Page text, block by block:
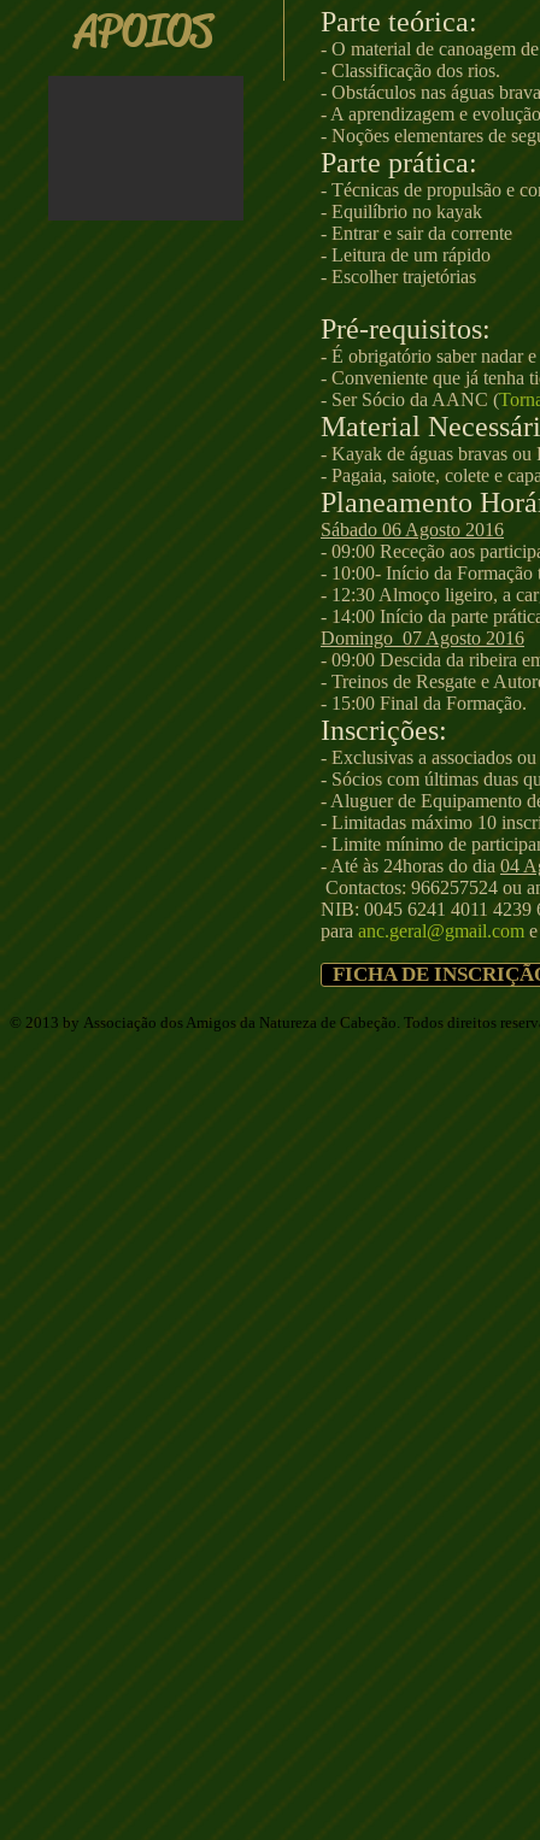
Parte teórica:
- O material de canoagem
- Classificação dos rios.
- Obstáculos nas águas
- A aprendizagem e
- Noções elementares de
Parte prática:
- Técnicas de propulsão e
- Equilíbrio no kayak
- Entrar e sair da corrente
- Leitura de um rápido
- Escolher trajetórias
Pré-requisitos:
- É obrigatório saber nadar
- Conveniente que já tenha
- Ser Sócio da AANC (
Material
- Kayak de águas bravas ou
- Pagaia, saiote, colete e
Planeamento
Sábado 06 Agosto 2016
- 09:00 Receção aos
- 10:00- Início da Formação
- 12:30 Almoço ligeiro, a
- 14:00 Início da parte
Domingo 07 Agosto 2016
- 09:00 Descida da ribeira
- Treinos de Resgate e
- 15:00 Final da Formação.
Inscrições:
- Exclusivas a associados
- Sócios com últimas duas
- Aluguer de Equipamento
- Limitadas máximo 10
- Limite mínimo de
- Até às 24horas do dia 04
Contactos: 966257524 ou
NIB: 0045 6241 4011
para anc.geral@gmail.com
FICHA DE
APOIOS
© 2013 by Associação dos Amigos da Natureza de Cabeção. Todos direitos